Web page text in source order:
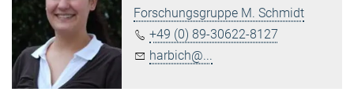
Forschungsgruppe M. Schmidt
+49 (0) 89-30622-8127
harbich@...